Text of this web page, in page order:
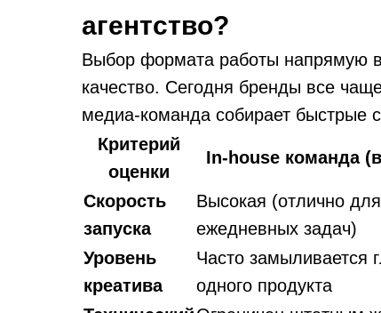
агентство?
Выбор формата работы напрямую
качество. Сегодня бренды все
медиа-команда собирает быстрые
Критерий
оценки
In-house команда
Скорость
запуска
Высокая (отлично
ежедневных задач)
Уровень
креатива
Часто замыливается
одного продукта